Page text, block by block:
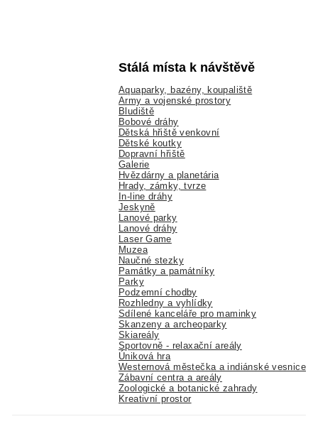
Stálá místa k návštěvě
Aquaparky, bazény, koupaliště
Army a vojenské prostory
Bludiště
Bobové dráhy
Dětská hřiště venkovní
Dětské koutky
Dopravní hřiště
Galerie
Hvězdárny a planetária
Hrady, zámky, tvrze
In-line dráhy
Jeskyně
Lanové parky
Lanové dráhy
Laser Game
Muzea
Naučné stezky
Památky a památníky
Parky
Podzemní chodby
Rozhledny a vyhlídky
Sdílené kanceláře pro maminky
Skanzeny a archeoparky
Skiareály
Sportovně - relaxační areály
Úniková hra
Westernová městečka a indiánské vesnice
Zábavní centra a areály
Zoologické a botanické zahrady
Kreativní prostor